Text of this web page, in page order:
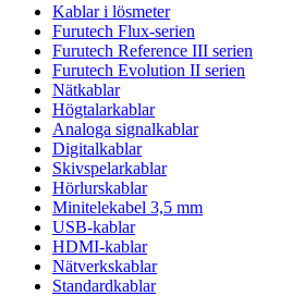
Kablar i lösmeter
Furutech Flux-serien
Furutech Reference III serien
Furutech Evolution II serien
Nätkablar
Högtalarkablar
Analoga signalkablar
Digitalkablar
Skivspelarkablar
Hörlurskablar
Minitelekabel 3,5 mm
USB-kablar
HDMI-kablar
Nätverkskablar
Standardkablar